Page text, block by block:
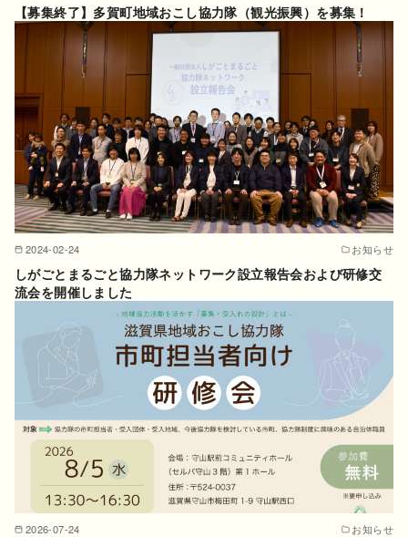
【募集終了】多賀町地域おこし協力隊（観光振興）を募集！
2024-02-24 お知らせ
しがごとまるごと協力隊ネットワーク設立報告会および研修交
流会を開催しました
2026-07-24 お知らせ